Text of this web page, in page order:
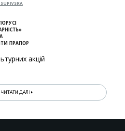
SUPIVSKA
ПРАПОР
акцій
ЧИТАТИ ДАЛІ